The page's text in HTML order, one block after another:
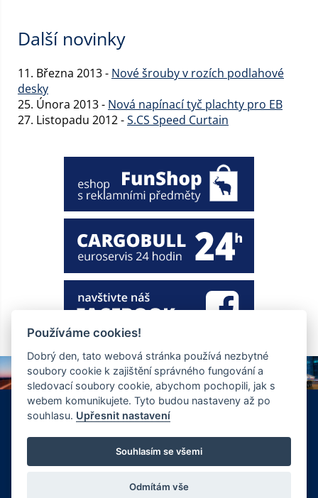
Další novinky
11. Března 2013 - Nové šrouby v rozích podlahové
desky
25. Února 2013 - Nová napínací tyč plachty pro EB
27. Listopadu 2012 -S.CS Speed Curtain
+420 326 901 186
info@ewt.cz
© Copyright 2026 Společnost EWT spol. s.r.o., realizace
FlexiSystems s.r.o.:e-learning,tvorba webových stránek.
Vyrobil FlexiSystems s.r.o.
Používáme cookies!
Dobrý den, tato webová stránka používá nezbytné
soubory cookie k zajištění správného fungování a
sledovací soubory cookie, abychom pochopili, jak s
webem komunikujete. Tyto budou nastaveny až po
souhlasu. Upřesnit nastavení
Souhlasím se všemi
Odmítám vše